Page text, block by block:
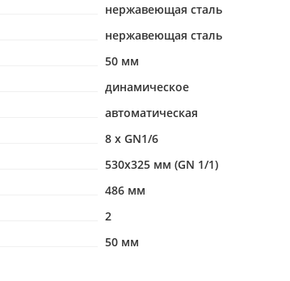
нержавеющая сталь
нержавеющая сталь
50 мм
динамическое
автоматическая
8 x GN1/6
530х325 мм (GN 1/1)
486 мм
2
50 мм